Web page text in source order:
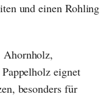
und einen Rohling
eignet
besonders für